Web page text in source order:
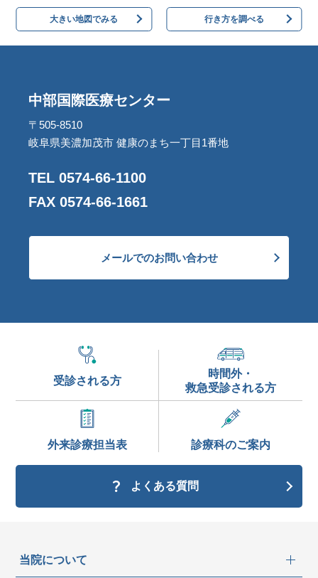
大きい地図でみる 行き方を調べる
中部国際医療センター
〒505-8510
岐阜県美濃加茂市 健康のまち一丁目1番地
TEL 0574-66-1100
FAX 0574-66-1661
メールでのお問い合わせ
受診される方
時間外・
救急受診される方
外来診療担当表 診療科のご案内
よくある質問
当院について